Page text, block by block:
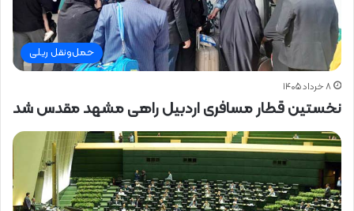
حمل‌ونقل ریلی
۸ خرداد ۱۴۰۵
نخستین قطار مسافری اردبیل راهی مشهد مقدس شد